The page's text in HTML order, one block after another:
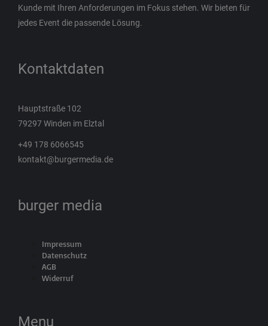
Kunde mit Ihren Anforderungen im Fokus stehen. Wir bieten für
jedes Event die passende Lösung.
Kontaktdaten
Hauptstraße 102
79297 Winden im Elztal
+49 178 6066545
kontakt@burgermedia.de
burger media
Impressum
Datenschutz
AGB
Widerruf
Menu